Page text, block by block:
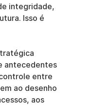
integridade,
Isso é
antecedentes
entre
ao desenho
aos